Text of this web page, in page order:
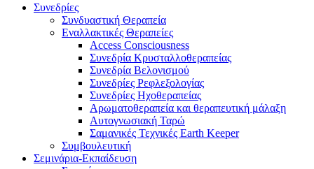
Συνεδρίες
Συνδυαστική Θεραπεία
Εναλλακτικές Θεραπείες
Access Consciousness
Συνεδρία Κρυσταλλοθεραπείας
Συνεδρία Βελονισμού
Συνεδρίες Ρεφλεξολογίας
Συνεδρίες Ηχοθεραπείας
Αρωματοθεραπεία και θεραπευτική μάλαξη
Αυτογνωσιακή Ταρώ
Σαμανικές Τεχνικές Earth Keeper
Συμβουλευτική
Σεμινάρια-Εκπαίδευση